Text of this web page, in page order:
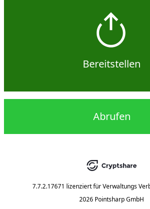
Bereitstellen
Abrufen
7.7.2.17671 lizenziert fürVerwaltungs
2026 Pointsharp GmbH